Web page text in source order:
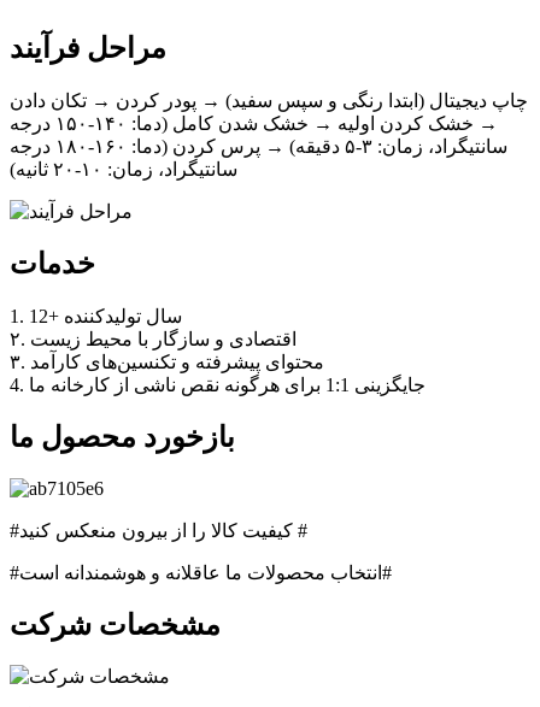
مراحل فرآیند
چاپ دیجیتال (ابتدا رنگی و سپس سفید) → پودر کردن → تکان دادن
→ خشک کردن اولیه → خشک شدن کامل (دما: ۱۴۰-۱۵۰ درجه
سانتیگراد، زمان: ۳-۵ دقیقه) → پرس کردن (دما: ۱۶۰-۱۸۰ درجه
سانتیگراد، زمان: ۱۰-۲۰ ثانیه)
خدمات
1. 12+ سال تولیدکننده
۲. اقتصادی و سازگار با محیط زیست
۳. محتوای پیشرفته و تکنسین‌های کارآمد
4. جایگزینی 1:1 برای هرگونه نقص ناشی از کارخانه ما
بازخورد محصول ما
#کیفیت کالا را از بیرون منعکس کنید #
#انتخاب محصولات ما عاقلانه و هوشمندانه است#
مشخصات شرکت